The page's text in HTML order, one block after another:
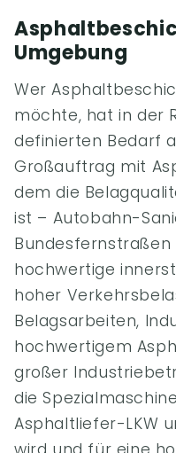
Umgebung
Wer
möchte, hat in der
definierten Bedarf
Großauftrag mit
dem die
ist – Autobahn-
hochwertige
hoher
Belagsarbeiten,
hochwertigem
großer
die
Asphaltliefer-LKW